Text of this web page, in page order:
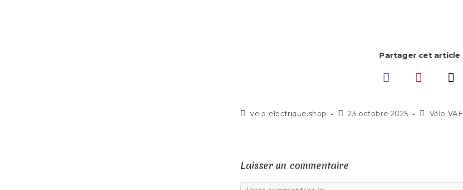
Partager cet article
velo-electrique.shop 23 octobre 2025 Vélo VAE
Laisser un commentaire